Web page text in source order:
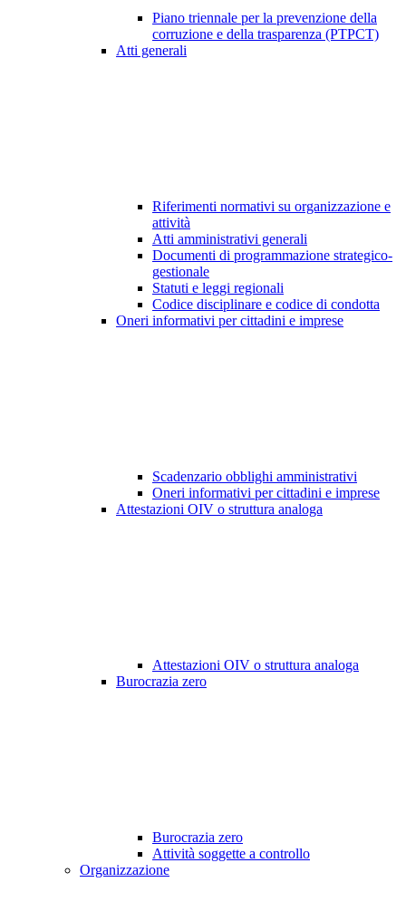
Piano triennale per la prevenzione della
corruzione e della trasparenza (PTPCT)
Atti generali
Riferimenti normativi su organizzazione e
attività
Atti amministrativi generali
Documenti di programmazione strategico-
gestionale
Statuti e leggi regionali
Codice disciplinare e codice di condotta
Oneri informativi per cittadini e imprese
Scadenzario obblighi amministrativi
Oneri informativi per cittadini e imprese
Attestazioni OIV o struttura analoga
Attestazioni OIV o struttura analoga
Burocrazia zero
Burocrazia zero
Attività soggette a controllo
Organizzazione